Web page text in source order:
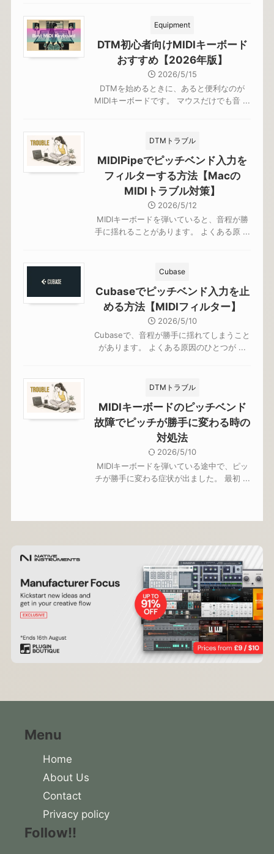
Equipment
DTM初心者向けMIDIキーボード
おすすめ【2026年版】
2026/5/15
DTMを始めるときに、あると便利なのが
MIDIキーボードです。 マウスだけでも音 ...
DTMトラブル
MIDIPipeでピッチベンド入力を
フィルターする方法【Macの
MIDIトラブル対策】
2026/5/12
MIDIキーボードを弾いていると、音程が勝
手に揺れることがあります。 よくある原 ...
Cubase
Cubaseでピッチベンド入力を止
める方法【MIDIフィルター】
2026/5/10
Cubaseで、音程が勝手に揺れてしまうこと
があります。 よくある原因のひとつが ...
DTMトラブル
MIDIキーボードのピッチベンド
故障でピッチが勝手に変わる時の
対処法
2026/5/10
MIDIキーボードを弾いている途中で、ピッ
チが勝手に変わる症状が出ました。 最初 ...
Menu
Home
About Us
Contact
Privacy policy
Follow!!